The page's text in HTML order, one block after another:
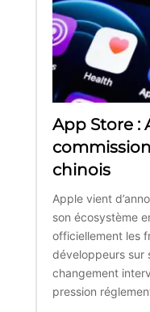
App Store :
chinois
Apple vient
son écosystème
officiellement les
développeurs sur
changement
pression